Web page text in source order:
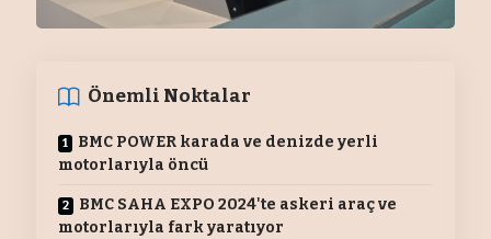
Önemli Noktalar
BMC POWER karada ve denizde yerli
motorlarıyla öncü
BMC SAHA EXPO 2024'te askeri araç ve
motorlarıyla fark yaratıyor